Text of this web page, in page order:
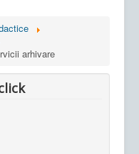
arhivare